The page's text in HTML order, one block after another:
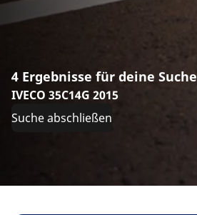
4 Ergebnisse für deine Suche
IVECO 35C14G 2015
Suche abschließen